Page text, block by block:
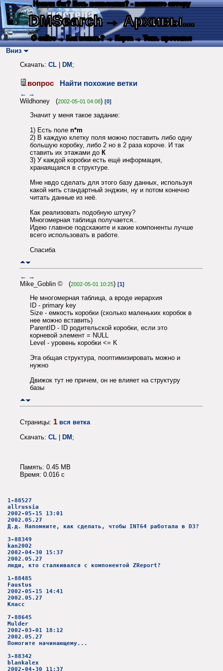
Нашли баг? Есть пожелания? - напишите автору
DMSearch→ Архивы...
О сайте → Как искать? → Карта → Текс. протокол
Вниз
Скачать: CL DM ;
вопрос Найти похожие ветки
← →
Wildhoney (2002-05-01 04:08) [0]
Значит у меня такое задание:
1) Есть поле n*m
2) В каждую клетку поля можно поставить либо одну
большую коробку, либо 2 но в 2 раза короче. И так
ставить их этажами до К
3) У каждой коробки есть ещё информация,
хранаящаяся в структуре.
Мне нвдо сделать для этого базу данных, используя
какой нить стандартный энджин, ну и потом конечно
читать данные из неё.
Как реализовать подобную штуку?
Многомерная таблица получается..
Идею главное подскажите и какие компоненты лучше
всего использовать в работе.
Спасиба
← →
Mike_Goblin © (2002-05-01 10:25) [1]
Не многомерная таблица, а вроде иерархия
ID - primary key
Size - емкость коробки (сколько маленьких коробок в
нее можно вставить)
ParentID - ID родительской коробки, если это
корневой элемент = NULL
Level - уровень коробки <= K
Эта общая структура, пооптимизировать можно и
нужно
Движок тут не причем, он не влияет на структуру
базы
Страницы: 1 вся ветка
Скачать: CL DM ;
Память: 0.45 MB
Время: 0.016 c
1-88527
allrussia
2002-05-15 13:01
2002.05.27
Д.д. Напомните, как сделать, чтобы INT64 работала в D3?
3-88349
kan2002
2002-04-30 15:37
2002.05.27
люди, кто сталкивался с компонентой ZReport?
1-88485
Faustus
2002-05-15 14:41
2002.05.27
Класс
7-88645
Mulder
2002-03-01 18:12
2002.05.27
Помогите начинающему...
3-88342
blankalex
2002-04-30 11:37